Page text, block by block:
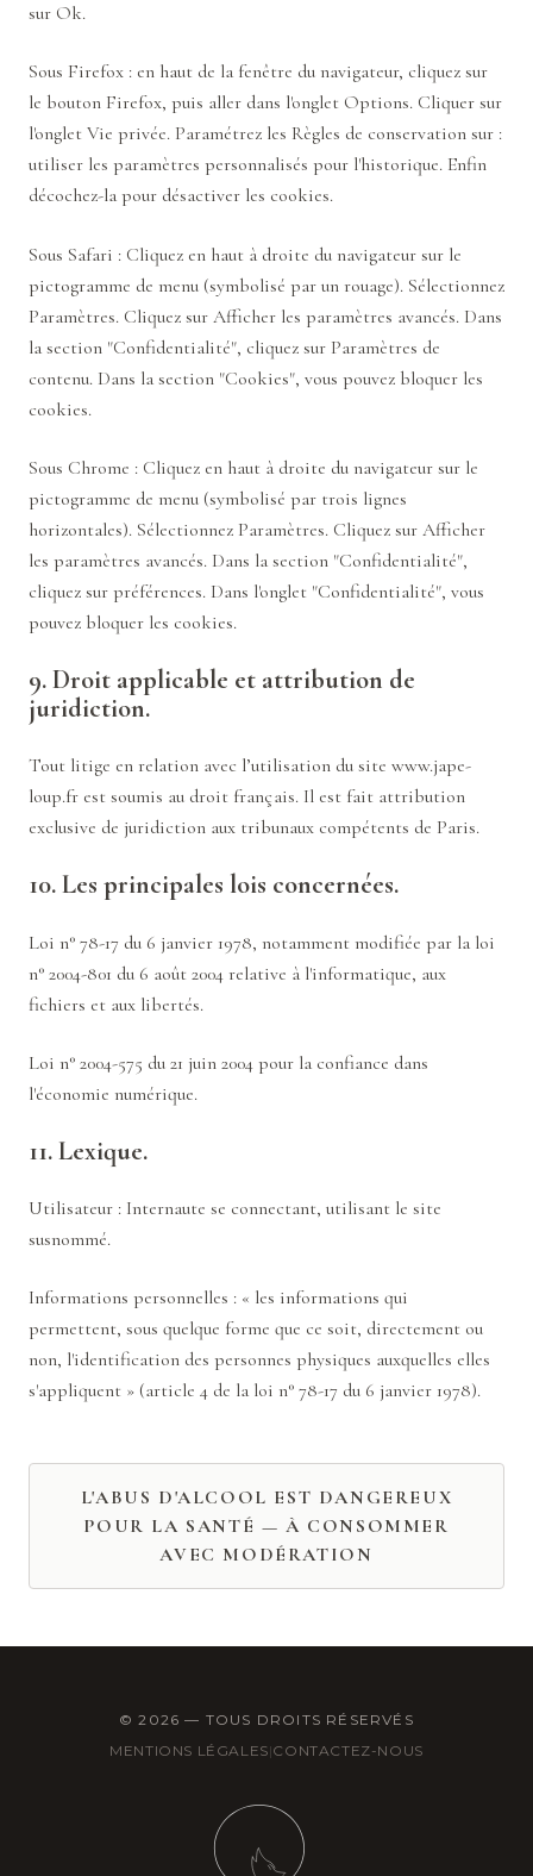
sur Ok.
Sous Firefox : en haut de la fenêtre du navigateur, cliquez sur
le bouton Firefox, puis aller dans l'onglet Options. Cliquer sur
l'onglet Vie privée. Paramétrez les Règles de conservation sur :
utiliser les paramètres personnalisés pour l'historique. Enfin
décochez-la pour désactiver les cookies.
Sous Safari : Cliquez en haut à droite du navigateur sur le
pictogramme de menu (symbolisé par un rouage). Sélectionnez
Paramètres. Cliquez sur Afficher les paramètres avancés. Dans
la section "Confidentialité", cliquez sur Paramètres de
contenu. Dans la section "Cookies", vous pouvez bloquer les
cookies.
Sous Chrome : Cliquez en haut à droite du navigateur sur le
pictogramme de menu (symbolisé par trois lignes
horizontales). Sélectionnez Paramètres. Cliquez sur Afficher
les paramètres avancés. Dans la section "Confidentialité",
cliquez sur préférences. Dans l'onglet "Confidentialité", vous
pouvez bloquer les cookies.
9. Droit applicable et attribution de
juridiction.
Tout litige en relation avec l’utilisation du site www.jape-
loup.fr est soumis au droit français. Il est fait attribution
exclusive de juridiction aux tribunaux compétents de Paris.
10. Les principales lois concernées.
Loi n° 78-17 du 6 janvier 1978, notamment modifiée par la loi
n° 2004-801 du 6 août 2004 relative à l'informatique, aux
fichiers et aux libertés.
Loi n° 2004-575 du 21 juin 2004 pour la confiance dans
l'économie numérique.
11. Lexique.
Utilisateur : Internaute se connectant, utilisant le site
susnommé.
Informations personnelles : « les informations qui
permettent, sous quelque forme que ce soit, directement ou
non, l'identification des personnes physiques auxquelles elles
s'appliquent » (article 4 de la loi n° 78-17 du 6 janvier 1978).
L'ABUS D'ALCOOL EST DANGEREUX
POUR LA SANTÉ — À CONSOMMER
AVEC MODÉRATION
©2026 — TOUS DROITS RÉSERVÉS
MENTIONS LÉGALES|CONTACTEZ-NOUS